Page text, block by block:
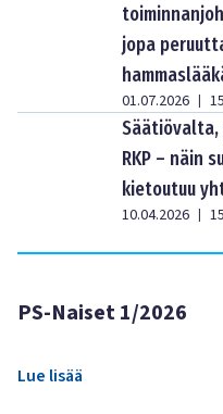
jopa
01.07.2026 |
Säätiövalta,
RKP – näin
kietoutuu
10.04.2026 |
PS-Naiset 1/2026
Lue lisää